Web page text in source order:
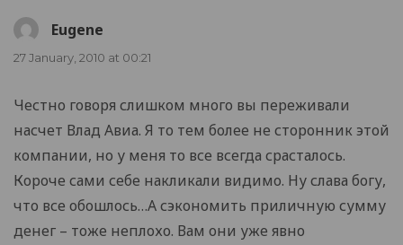
Eugene
27 January, 2010 at 00:21
Честно говоря слишком много вы переживали
насчет Влад Авиа. Я то тем более не сторонник этой
компании, но у меня то все всегда срасталось.
Короче сами себе накликали видимо. Ну слава богу,
что все обошлось…А сэкономить приличную сумму
денег – тоже неплохо. Вам они уже явно